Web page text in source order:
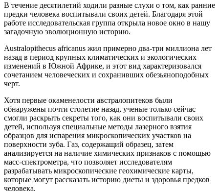
В течение десятилетий ходили разные слухи о том, как ранние
предки человека воспитывали своих детей. Благодаря этой
работе исследовательская группа открыла новое окно в нашу
загадочную эволюционную историю.
Australopithecus africanus жил примерно два-три миллиона лет
назад в период крупных климатических и экологических
изменений в Южной Африке, и этот вид характеризовался
сочетанием человеческих и сохранивших обезьяноподобных
черт.
Хотя первые окаменелости австралопитеков были
обнаружены почти столетие назад, ученые только сейчас
смогли раскрыть секреты того, как они воспитывали своих
детей, используя специальные методы лазерного взятия
образцов для испарения микроскопических участков на
поверхности зуба. Газ, содержащий образец, затем
анализируется на наличие химических признаков с помощью
масс-спектрометра, что позволяет исследователям
разрабатывать микроскопические геохимические карты,
которые могут рассказать историю диеты и здоровья предков
человека.